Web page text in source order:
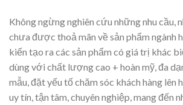
Không ngừng nghiên cứu những nhu cầu,
chưa được thoả mãn về sản phẩm ngành
kiến tạo ra các sản phẩm có giá trị khác
dùng với chất lượng cao + hoàn mỹ, đa
mẫu, đặt yếu tố chăm sóc khách hàng lên
uy tín, tận tâm, chuyên nghiệp, mang đến